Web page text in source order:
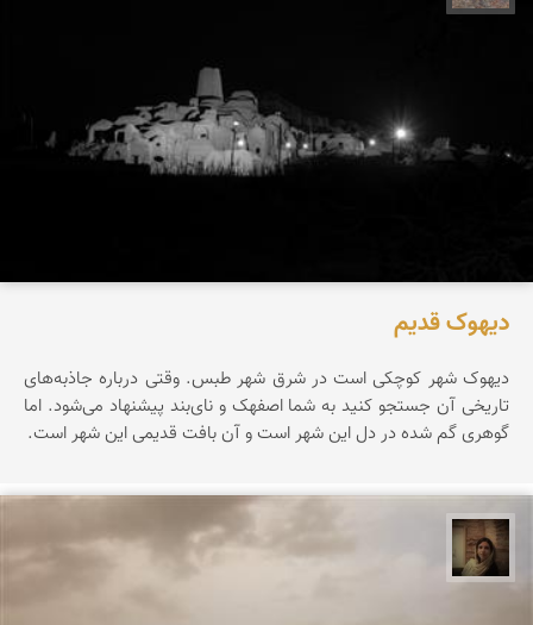
دیهوک قدیم
دیهوک شهر کوچکی است در شرق شهر طبس. وقتی درباره جاذبه‌های
تاریخی آن جستجو کنید به شما اصفهک و نای‌بند پیشنهاد می‌شود. اما
گوهری گم شده در دل این شهر است و آن بافت قدیمی این شهر است.